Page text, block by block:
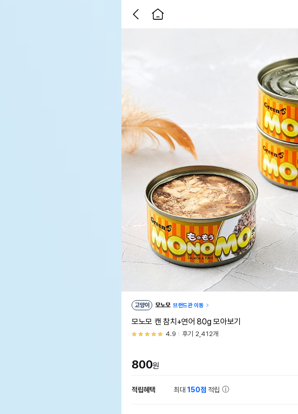
고양이 모노모 브랜드관 이동
모노모 캔 참치+연어 80g 모아보기
4.9 후기 2,412개
800원
적립혜택 최대150점 적립